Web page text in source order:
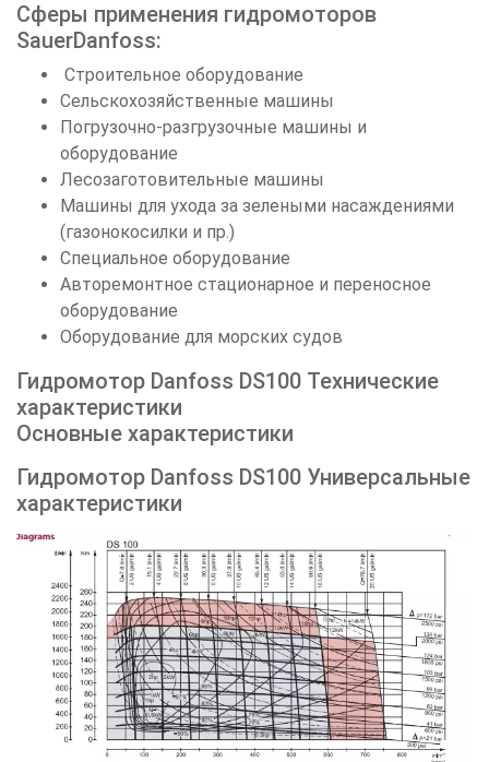
Сферы применения гидромоторов
SauerDanfoss:
Строительное оборудование
Сельскохозяйственные машины
Погрузочно-разгрузочные машины и
оборудование
Лесозаготовительные машины
Машины для ухода за зелеными насаждениями
(газонокосилки и пр.)
Специальное оборудование
Авторемонтное стационарное и переносное
оборудование
Оборудование для морских судов
Гидромотор Danfoss DS100 Технические
характеристики
Основные характеристики
Гидромотор Danfoss DS100 Универсальные
характеристики